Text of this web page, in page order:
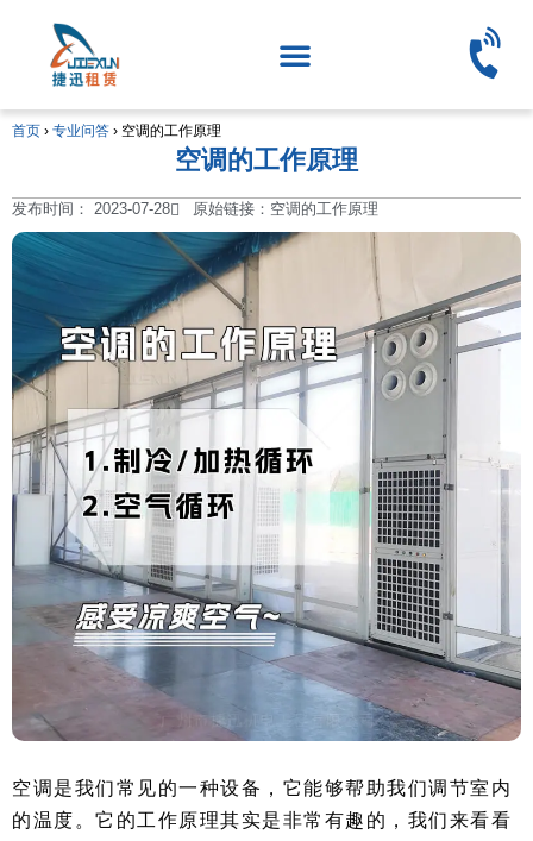
首页 › 专业问答 › 空调的工作原理
空调的工作原理
发布时间： 2023-07-28 原始链接：空调的工作原理
空调是我们常见的一种设备，它能够帮助我们调节室内
的温度。它的工作原理其实是非常有趣的，我们来看看